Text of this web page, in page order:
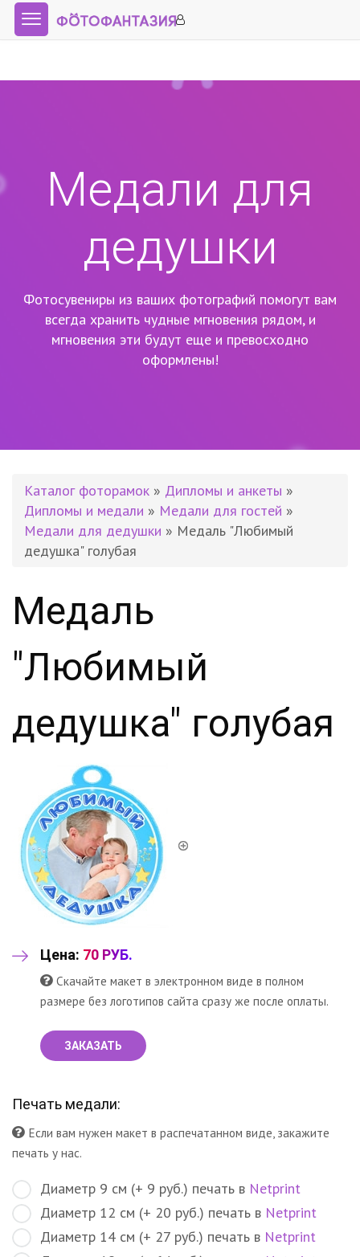
Медали для
дедушки
Фотосувениры из ваших фотографий помогут вам
всегда хранить чудные мгновения рядом, и
мгновения эти будут еще и превосходно
оформлены!
Каталог фоторамок » Дипломы и анкеты »
Дипломы и медали » Медали для гостей »
Медали для дедушки » Медаль "Любимый
дедушка" голубая
Медаль
"Любимый
дедушка" голубая
Цена: 70 РУБ.
Скачайте макет в электронном виде в полном
размере без логотипов сайта сразу же после оплаты.
ЗАКАЗАТЬ
Печать медали:
Если вам нужен макет в распечатанном виде, закажите
печать у нас.
Диаметр 9 см (+ 9 руб.) печать в Netprint
Диаметр 12 см (+ 20 руб.) печать в Netprint
Диаметр 14 см (+ 27 руб.) печать в Netprint